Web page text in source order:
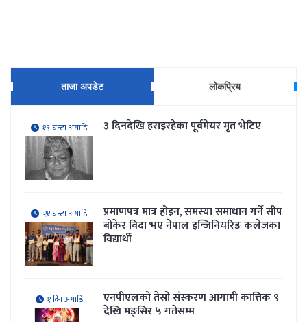
ताजा अपडेट लोकप्रिय
१९ घन्टा अगाडि ३ दिनदेखि हराइरहेका पूर्वमेयर मृत भेटिए
२१ घन्टा अगाडि प्रमाणपत्र मात्र होइन, समस्या समाधान गर्ने सीप
बोकेर विदा भए नेपाल इन्जिनियरिङ कलेजका
विद्यार्थी
१ दिन अगाडि एनपीएलको तेस्रो संस्करण आगामी कात्तिक ९
देखि मङ्सिर ५ गतेसम्म